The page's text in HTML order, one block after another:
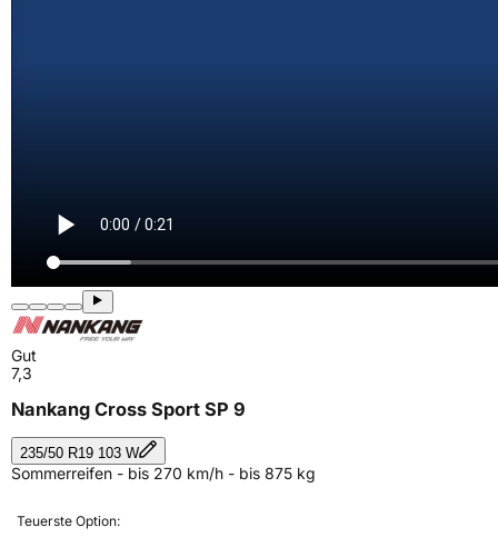
Gut
7,3
Nankang Cross Sport SP 9
235/50 R19 103 W
Sommerreifen - bis 270 km/h - bis 875 kg
Teuerste Option: